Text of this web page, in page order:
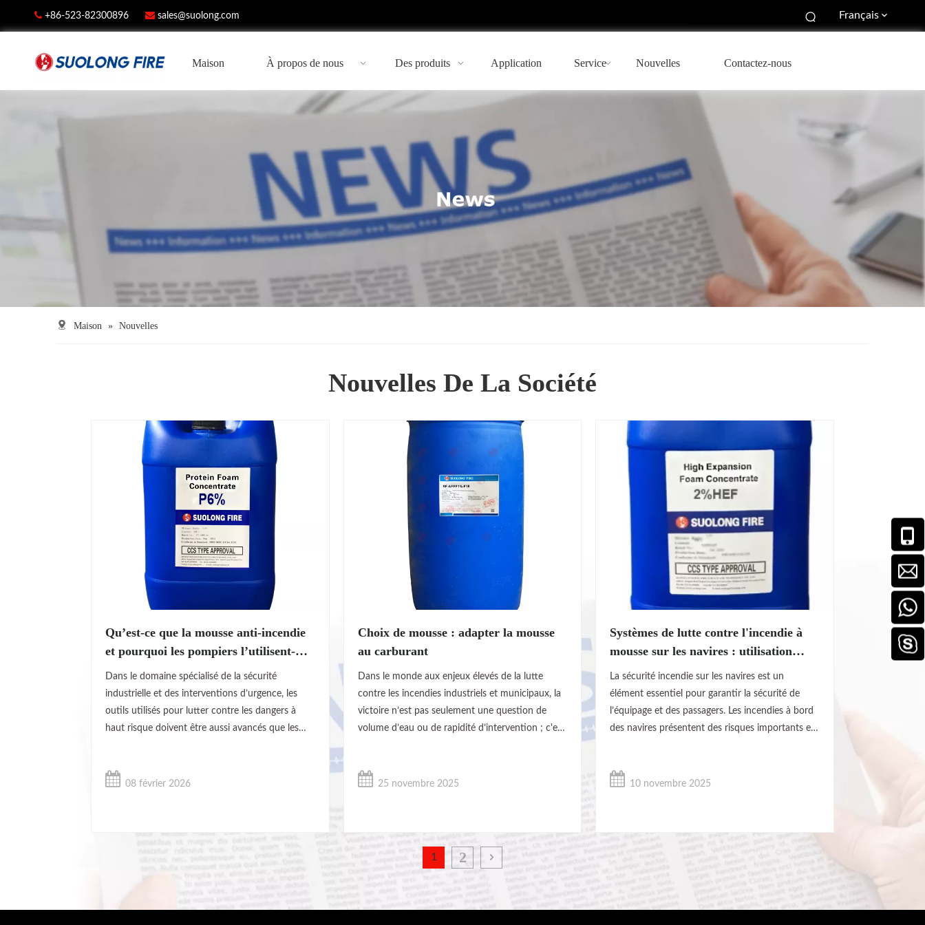
 +86-523-82300896  sales@suolong.com Français
Maison À propos de nous Des produits Application Service Nouvelles Contactez-nous
Maison » Nouvelles
Nouvelles De La Société
Qu’est-ce que la mousse anti-incendie
et pourquoi les pompiers l’utilisent-
ils ?
Dans le domaine spécialisé de la sécurité
industrielle et des interventions d’urgence, les
outils utilisés pour lutter contre les dangers à
haut risque doivent être aussi avancés que les
combustibles ordinaires, elle échoue souvent,
08 février 2026
Choix de mousse : adapter la mousse
au carburant
Dans le monde aux enjeux élevés de la lutte
contre les incendies industriels et municipaux, la
victoire n’est pas seulement une question de
volume d’eau ou de rapidité d’intervention ; c'est
et l'utilisation d'une approche universelle de
25 novembre 2025
Systèmes de lutte contre l'incendie à
mousse sur les navires : utilisation
efficace
La sécurité incendie sur les navires est un
élément essentiel pour garantir la sécurité de
l’équipage et des passagers. Les incendies à bord
des navires présentent des risques importants en
propagation des flammes. Les systèmes de lutte
10 novembre 2025
1 2